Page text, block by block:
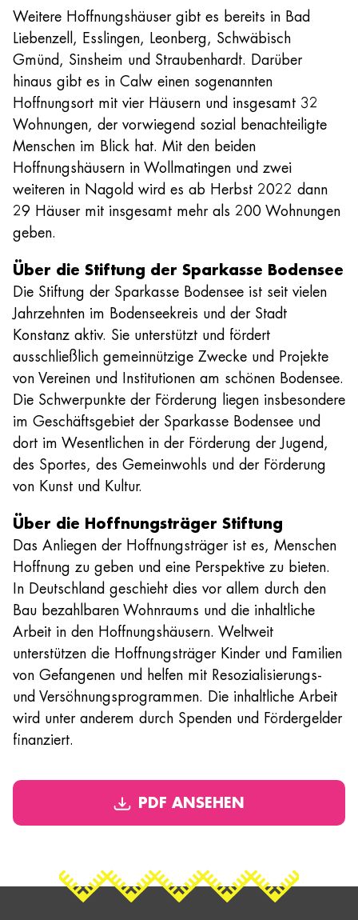
Weitere Hoffnungshäuser gibt es bereits in Bad
Liebenzell, Esslingen, Leonberg, Schwäbisch
Gmünd, Sinsheim und Straubenhardt. Darüber
hinaus gibt es in Calw einen sogenannten
Hoffnungsort mit vier Häusern und insgesamt 32
Wohnungen, der vorwiegend sozial benachteiligte
Menschen im Blick hat. Mit den beiden
Hoffnungshäusern in Wollmatingen und zwei
weiteren in Nagold wird es ab Herbst 2022 dann
29 Häuser mit insgesamt mehr als 200 Wohnungen
geben.
Über die Stiftung der Sparkasse Bodensee
Die Stiftung der Sparkasse Bodensee ist seit vielen
Jahrzehnten im Bodenseekreis und der Stadt
Konstanz aktiv. Sie unterstützt und fördert
ausschließlich gemeinnützige Zwecke und Projekte
von Vereinen und Institutionen am schönen Bodensee.
Die Schwerpunkte der Förderung liegen insbesondere
im Geschäftsgebiet der Sparkasse Bodensee und
dort im Wesentlichen in der Förderung der Jugend,
des Sportes, des Gemeinwohls und der Förderung
von Kunst und Kultur.
Über die Hoffnungsträger Stiftung
Das Anliegen der Hoffnungsträger ist es, Menschen
Hoffnung zu geben und eine Perspektive zu bieten.
In Deutschland geschieht dies vor allem durch den
Bau bezahlbaren Wohnraums und die inhaltliche
Arbeit in den Hoffnungshäusern. Weltweit
unterstützen die Hoffnungsträger Kinder und Familien
von Gefangenen und helfen mit Resozialisierungs-
und Versöhnungsprogrammen. Die inhaltliche Arbeit
wird unter anderem durch Spenden und Fördergelder
finanziert.
PDF ANSEHEN